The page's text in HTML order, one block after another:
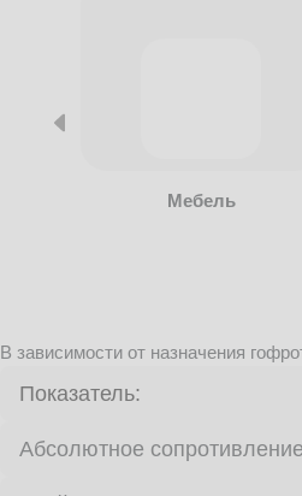
Мебель
В зависимости от назначения
Показатель:
Абсолютное